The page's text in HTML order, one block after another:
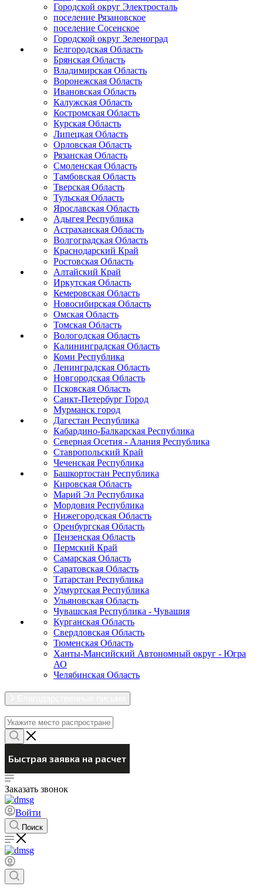
Городской округ Электросталь
поселение Рязановское
поселение Сосенское
Городской округ Зеленоград
Белгородская Область
Брянская Область
Владимирская Область
Воронежская Область
Ивановская Область
Калужская Область
Костромская Область
Курская Область
Липецкая Область
Орловская Область
Рязанская Область
Смоленская Область
Тамбовская Область
Тверская Область
Тульская Область
Ярославская Область
Адыгея Республика
Астраханская Область
Волгоградская Область
Краснодарский Край
Ростовская Область
Алтайский Край
Иркутская Область
Кемеровская Область
Новосибирская Область
Омская Область
Томская Область
Вологодская Область
Калининградская Область
Коми Республика
Ленинградская Область
Новгородская Область
Псковская Область
Санкт-Петербург Город
Мурманск город
Дагестан Республика
Кабардино-Балкарская Республика
Северная Осетия - Алания Республика
Ставропольский Край
Чеченская Республика
Башкортостан Республика
Кировская Область
Марий Эл Республика
Мордовия Республика
Нижегородская Область
Оренбургская Область
Пензенская Область
Пермский Край
Самарская Область
Саратовская Область
Татарстан Республика
Удмуртская Республика
Ульяновская Область
Чувашская Республика - Чувашия
Курганская Область
Свердловская Область
Тюменская Область
Ханты-Мансийский Автономный округ - Югра
АО
Челябинская Область
Заказать звонок
Войти
Поиск